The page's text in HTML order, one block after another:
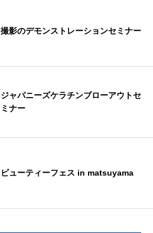
撮影のデモンストレーションセミナー
ジャパニーズケラチンブローアウトセ
ミナー
ビューティーフェス in matsuyama